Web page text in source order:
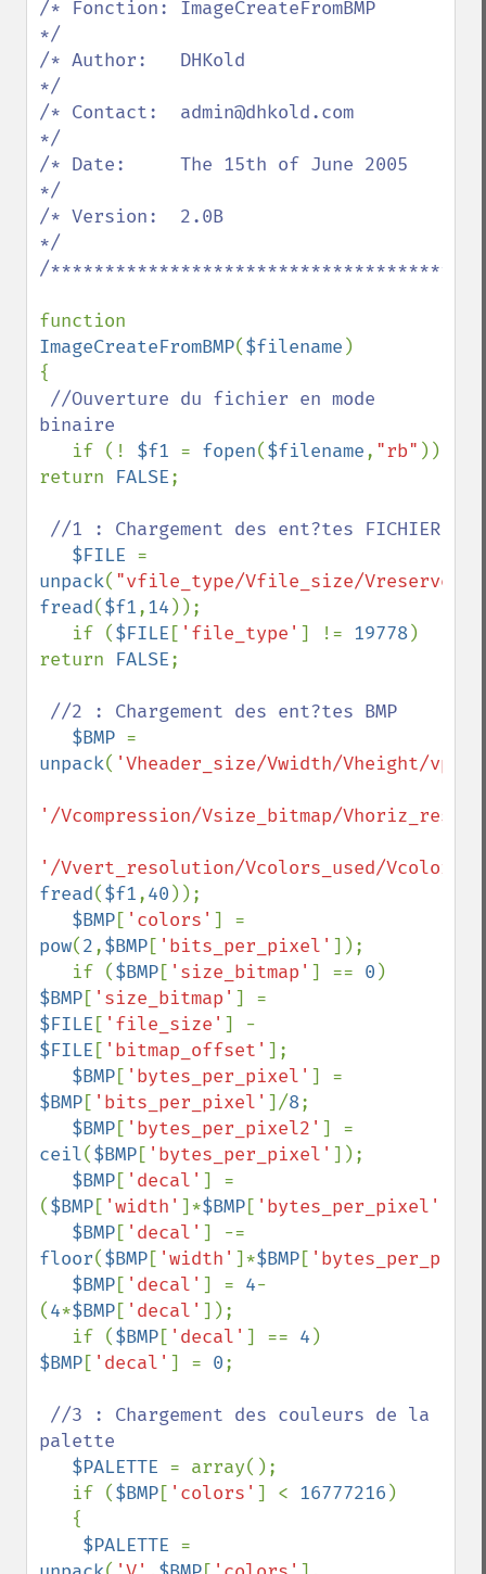
/* Fonction: ImageCreateFromBMP
*/
/* Author:   DHKold
*/
/* Contact:  admin@dhkold.com
*/
/* Date:     The 15th of June 2005
*/
/* Version:  2.0B
*/
/
ImageCreateFromBMP($filename )
{
//Ouverture du fichier en mode
binaire
if (! $f1 = fopen($filename, "rb" ))
return FALSE;
//1 : Chargement des ent?tes FICHIER
$FILE
unpack( "vfile_type/Vfile_size/Vreserved/
fread($f1,14 ));
   if (
$FILE [ 'file_type' ] != 19778)
return FALSE;
//2 : Chargement des ent?tes BMP
$BMP
unpack( 'Vheader_size/Vwidth/Vheight/
'/Vcompression/Vsize_bitmap/
'/Vvert_resolution/Vcolors_used/
fread($f1,40 ));
$BMP[ 'colors'
pow(2,$BMP[ 'bits_per_pixel' ]);
   if (
$BMP[ 'size_bitmap' ] == 0
$BMP[ 'size_bitmap'
$FILE [ 'file_size'
$FILE [ 'bitmap_offset' ];
$BMP[ 'bytes_per_pixel'
$BMP[ 'bits_per_pixel' ]/8;
$BMP[ 'bytes_per_pixel2'
ceil($BMP[ 'bytes_per_pixel' ]);
$BMP[ 'decal' ] =
($BMP[ 'width' ]*$BMP[ 'bytes_per_pixel'
$BMP[ 'decal'
floor($BMP[ 'width' ]*$BMP[
$BMP[ 'decal' ] = 4-
(4*$BMP[ 'decal' ]);
   if (
$BMP[ 'decal' ] == 4
$BMP[ 'decal' ] = 0;
//3 : Chargement des couleurs de la
palette
$PALETTE = array();
   if (
$BMP[ 'colors' ] < 16777216 )
$PALETTE